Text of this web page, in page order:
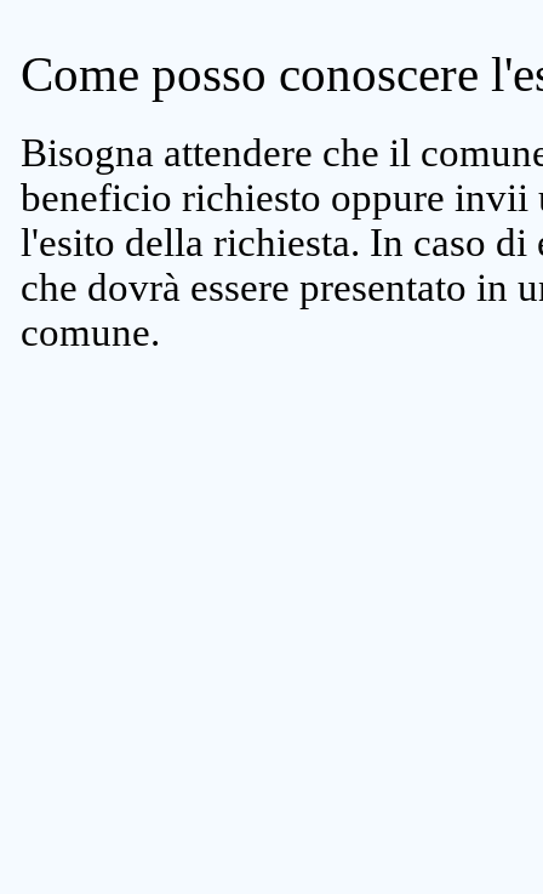
Come posso conoscere
Bisogna attendere che il
beneficio richiesto oppure invii
l'esito della richiesta. In caso
che dovrà essere presentato in
comune.